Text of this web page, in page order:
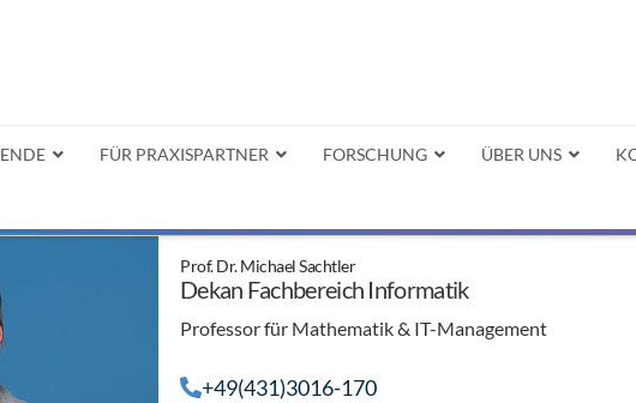
FÜR PRAXISPARTNER FORSCHUNG ÜBER UNS
Prof. Dr. Michael Sachtler
Dekan Fachbereich Informatik
Professor für Mathematik & IT-Management
+49(431)3016-170